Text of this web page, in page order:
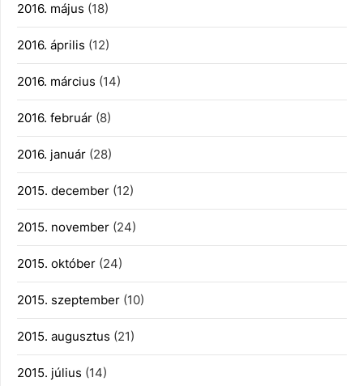
2016. május (18)
2016. április (12)
2016. március (14)
2016. február (8)
2016. január (28)
2015. december (12)
2015. november (24)
2015. október (24)
2015. szeptember (10)
2015. augusztus (21)
2015. július (14)